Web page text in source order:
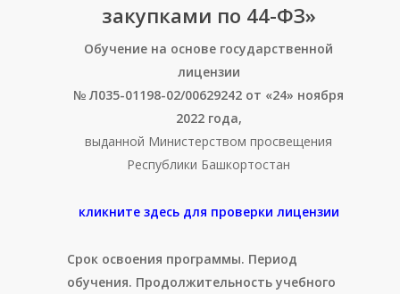
закупками по 44-ФЗ»
Обучение на основе государственной
лицензии
№ Л035-01198-02/00629242 от «24» ноября
2022 года,
выданной Министерством просвещения
Республики Башкортостан
кликните здесь для проверки лицензии
Срок освоения программы. Период
обучения. Продолжительность учебного